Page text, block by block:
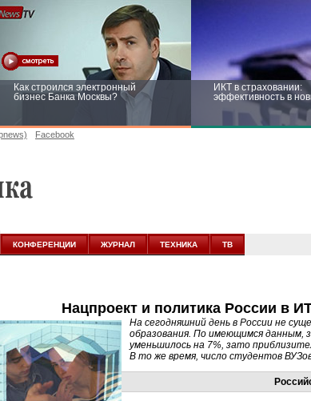
Как строился электронный
бизнес Банка Москвы?
ИКТ в страховании:
эффективность в
новых условиях
Facebook
КОНФЕРЕНЦИИ ЖУРНАЛ ТЕХНИКА ТВ
Нацпроект и политика России в
На сегодняшний день в России не
образования. По имеющимся данным,
уменьшилось на 7%, зато
В то же время, число студентов